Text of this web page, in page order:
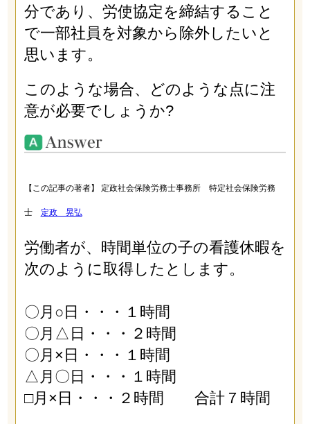
分であり、労使協定を締結すること
で一部社員を対象から除外したいと
思います。
このような場合、どのような点に注
意が必要でしょうか?
【この記事の著者】 定政社会保険労務士事務所 特定社会保険労務
士 定政 晃弘
労働者が、時間単位の子の看護休暇を
次のように取得したとします。
〇月○日・・・１時間
〇月△日・・・２時間
〇月×日・・・１時間
△月〇日・・・１時間
□月×日・・・２時間 合計７時間